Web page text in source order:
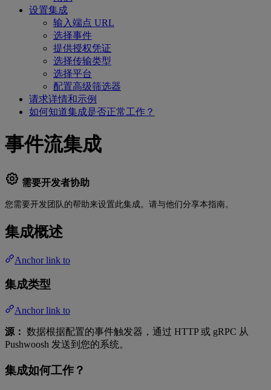
设置集成
输入端点 URL
选择事件
提供授权凭证
选择传输类型
选择平台
配置高级筛选器
请求详情和示例
如何知道集成是否正常工作？
事件流集成
需要开发者协助
您需要开发团队的帮助来设置此集成。请与他们分享本指南。
集成概述
Anchor link to
集成类型
Anchor link to
源： 数据根据配置的事件触发器，通过 HTTP 或 gRPC 从
Pushwoosh 发送到您的系统。
集成如何工作？